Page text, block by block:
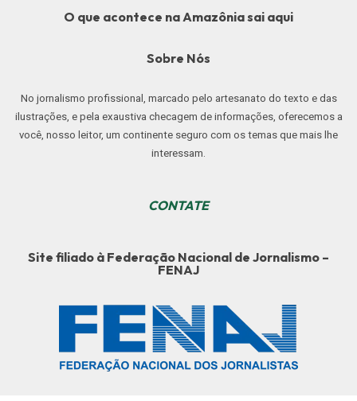
O que acontece na Amazônia sai aqui
Sobre Nós
No jornalismo profissional, marcado pelo artesanato do texto e das
ilustrações, e pela exaustiva checagem de informações, oferecemos a
você, nosso leitor, um continente seguro com os temas que mais lhe
interessam.
CONTATE
Site filiado à Federação Nacional de Jornalismo –
FENAJ